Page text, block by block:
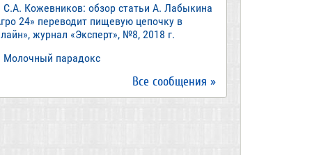
С.А. Кожевников: обзор статьи А. Лабыкина
24» переводит пищевую цепочку в
журнал «Эксперт», №8, 2018 г.
Молочный парадокс
Все сообщения »